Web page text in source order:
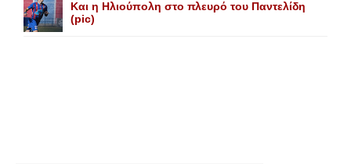
Και η Ηλιούπολη στο πλευρό του Παντελίδη
(pic)